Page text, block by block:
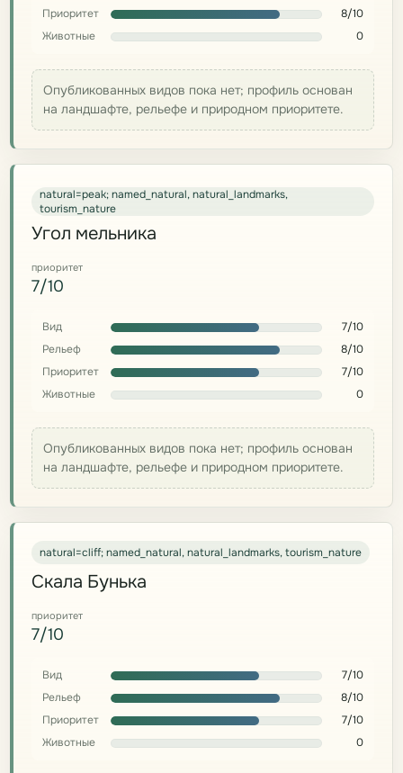
Приоритет
8/10
Животные
0
Опубликованных видов пока нет; профиль основан
на ландшафте, рельефе и природном приоритете.
natural=peak; named_natural, natural_landmarks,
tourism_nature
Угол мельника
приоритет
7/10
Вид
7/10
Рельеф
8/10
Приоритет
7/10
Животные
0
Опубликованных видов пока нет; профиль основан
на ландшафте, рельефе и природном приоритете.
natural=cliff; named_natural, natural_landmarks, tourism_nature
Скала Бунька
приоритет
7/10
Вид
7/10
Рельеф
8/10
Приоритет
7/10
Животные
0